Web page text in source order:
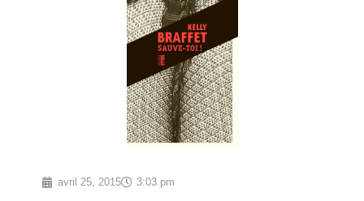
avril 25, 2015 3:03 pm